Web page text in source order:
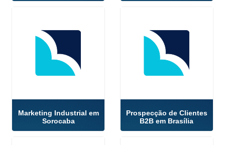
Marketing Industrial em
Sorocaba
Prospecção de Clientes
B2B em Brasília